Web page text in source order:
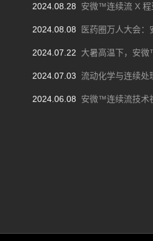
2024.08.28
2024.08.08
2024.07.22
2024.07.03
2024.06.08